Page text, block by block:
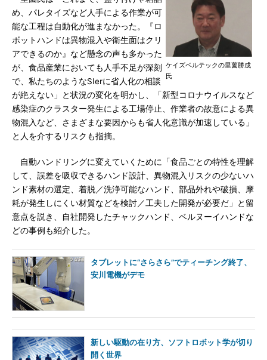
ケイズベルテックの里薗勝成
氏
め、パレタイズなど人手による作業が可
能な工程は自動化が進まなかった。『ロ
ボットハンドは異物混入や衛生面はクリ
アできるのか』など懸念の声も多かった
が、食品産業においても人手不足が深刻
で、私たちのようなSIerに省人化の相談
が絶えない」と状況の変化を明かし、「新型コロナウイルスなど
感染症のクラスター発生による工場停止、作業者の故意による異
物混入など、さまざまな要因からも省人化意識が加速している」
と人を介するリスクも指摘。
自動ハンドリングに変えていくために「食品ごとの特性を理解
して、誤差を吸収できるハンド設計、異物混入リスクの少ないハ
ンド素材の選定、着脱／洗浄可能なハンド、部品外れや破損、摩
耗が発生しにくい材質などを検討／工夫した開発が必要だ」と留
意点を説き、自社開発したチャックハンド、ベルヌーイハンドな
どの事例も紹介した。
タブレットに“さらさら”でティーチング終了、
安川電機がデモ
新しい駆動の在り方、ソフトロボット学が切り
開く世界